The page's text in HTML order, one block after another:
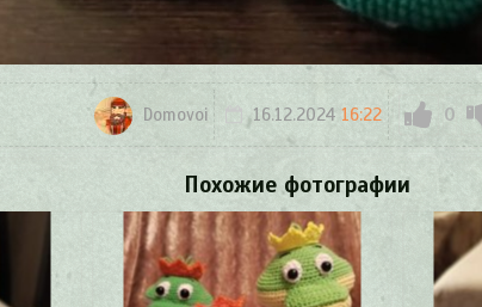
Domovoi 16.12.2024 16:22 0
Похожие фотографии